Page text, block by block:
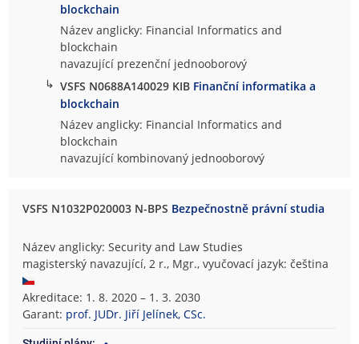
blockchain
Název anglicky: Financial Informatics and
blockchain
navazující prezenční jednooborový
↳ VSFS N0688A140029 KIB Finanční informatika a
blockchain
Název anglicky: Financial Informatics and
blockchain
navazující kombinovaný jednooborový
VSFS N1032P020003 N-BPS Bezpečnostně právní studia
Název anglicky: Security and Law Studies
magisterský navazující, 2 r., Mgr., vyučovací jazyk: čeština
Akreditace: 1. 8. 2020 – 1. 3. 2030
Garant: prof. JUDr. Jiří Jelínek, CSc.